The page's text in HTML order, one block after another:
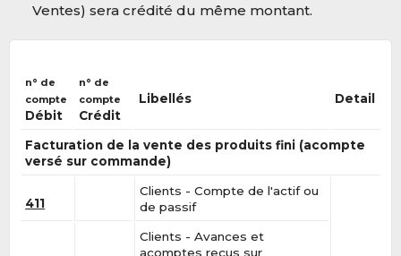
Ventes) sera crédité du même montant.
n° de
compte
Débit
n° de
compte
Crédit
Libellés Detail
Facturation de la vente des produits fini (acompte
versé sur commande)
411
Clients - Compte de l'actif ou
de passif
Clients - Avances et
acomptes reçus sur